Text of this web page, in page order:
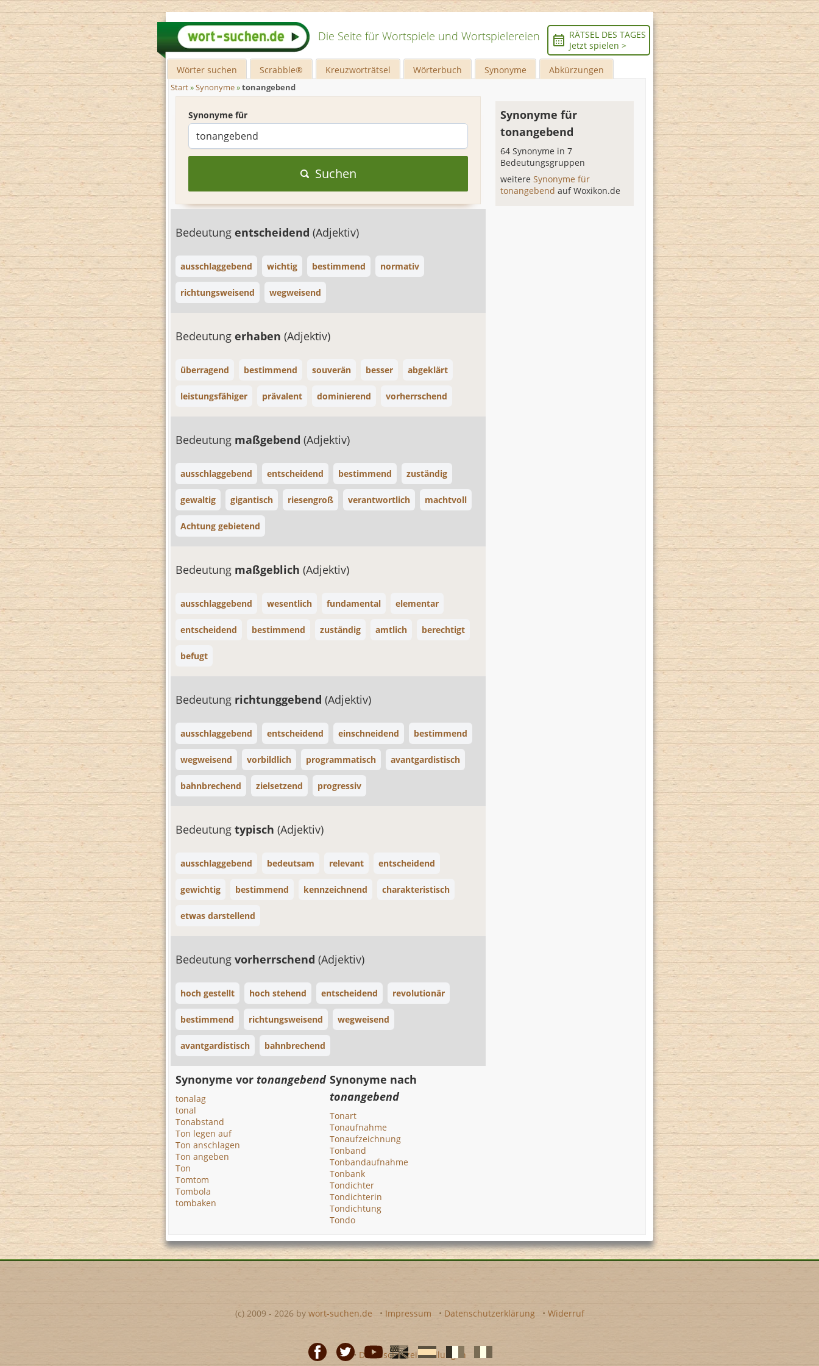
Die Seite für Wortspiele und Wortspielereien
RÄTSEL DES TAGES
Jetzt spielen >
Wörter suchen Scrabble® Kreuzworträtsel Wörterbuch Synonyme Abkürzungen
Start»Synonyme»tonangebend
Synonyme für
Suchen
Bedeutung entscheidend (Adjektiv)
ausschlaggebend wichtig bestimmend normativ
richtungsweisend wegweisend
Bedeutung erhaben (Adjektiv)
überragend bestimmend souverän besser abgeklärt
leistungsfähiger prävalent dominierend vorherrschend
Bedeutung maßgebend (Adjektiv)
ausschlaggebend entscheidend bestimmend zuständig
gewaltig gigantisch riesengroß verantwortlich machtvoll
Achtung gebietend
Bedeutung maßgeblich (Adjektiv)
ausschlaggebend wesentlich fundamental elementar
entscheidend bestimmend zuständig amtlich berechtigt
befugt
Bedeutung richtunggebend (Adjektiv)
ausschlaggebend entscheidend einschneidend bestimmend
wegweisend vorbildlich programmatisch avantgardistisch
bahnbrechend zielsetzend progressiv
Bedeutung typisch (Adjektiv)
ausschlaggebend bedeutsam relevant entscheidend
gewichtig bestimmend kennzeichnend charakteristisch
etwas darstellend
Bedeutung vorherrschend (Adjektiv)
hoch gestellt hoch stehend entscheidend revolutionär
bestimmend richtungsweisend wegweisend
avantgardistisch bahnbrechend
Synonyme für
tonangebend
64 Synonyme in 7
Bedeutungsgruppen
weitereSynonyme für
tonangebendauf Woxikon.de
Synonyme vor tonangebend
tonalag
tonal
Tonabstand
Ton legen auf
Ton anschlagen
Ton angeben
Ton
Tomtom
Tombola
tombaken
Synonyme nach
tonangebend
Tonart
Tonaufnahme
Tonaufzeichnung
Tonband
Tonbandaufnahme
Tonbank
Tondichter
Tondichterin
Tondichtung
Tondo
(c) 2009 - 2026 by wort-suchen.de • Impressum • Datenschutzerklärung • Widerruf
• Datenschutzeinstellungen